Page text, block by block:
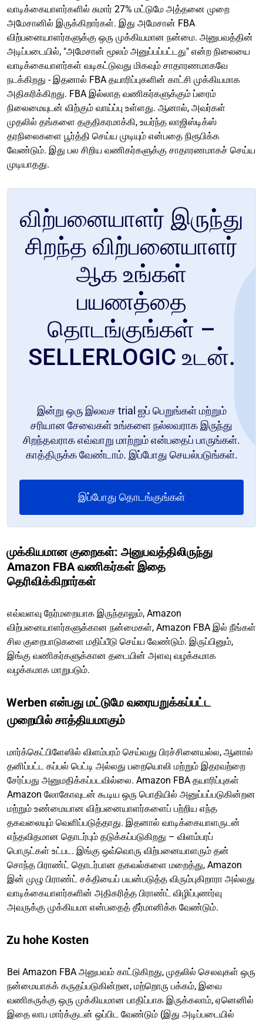
வாடிக்கையாளர்களில் சுமார் 27% மட்டுமே அத்தனை முறை
அமேசானில் இருக்கிறார்கள். இது அமேசான் FBA
விற்பனையாளர்களுக்கு ஒரு முக்கியமான நன்மை. அனுபவத்தின்
அடிப்படையில், "அமேசான் மூலம் அனுப்பப்பட்டது" என்ற நிலையை
வாடிக்கையாளர்கள் வடிகட்டுவது மிகவும் சாதாரணமாகவே
நடக்கிறது - இதனால் FBA தயாரிப்புகளின் காட்சி முக்கியமாக
அதிகரிக்கிறது. FBA இல்லாத வணிகர்களுக்கும் ப்ரைம்
நிலைமையுடன் விற்கும் வாய்ப்பு உள்ளது. ஆனால், அவர்கள்
முதலில் தங்களை தகுதிகரமாக்கி, உயர்ந்த லாஜிஸ்டிக்ஸ்
தரநிலைகளை பூர்த்தி செய்ய முடியும் என்பதை நிரூபிக்க
வேண்டும். இது பல சிறிய வணிகர்களுக்கு சாதாரணமாகச் செய்ய
முடியாதது.
விற்பனையாளர் இருந்து
சிறந்த விற்பனையாளர்
ஆக உங்கள்
பயணத்தை
தொடங்குங்கள் –
SELLERLOGIC உடன்.
இன்று ஒரு இலவச trial ஐப் பெறுங்கள் மற்றும்
சரியான சேவைகள் உங்களை நல்லவராக இருந்து
சிறந்தவராக எவ்வாறு மாற்றும் என்பதைப் பாருங்கள்.
காத்திருக்க வேண்டாம். இப்போது செயல்படுங்கள்.
இப்போது தொடங்குங்கள்
முக்கியமான குறைகள்: அனுபவத்திலிருந்து
Amazon FBA வணிகர்கள் இதை
தெரிவிக்கிறார்கள்
எவ்வளவு நேர்மறையாக இருந்தாலும், Amazon
விற்பனையாளர்களுக்கான நன்மைகள், Amazon FBA இல் நீங்கள்
சில குறைபாடுகளை மதிப்பீடு செய்ய வேண்டும். இருப்பினும்,
இங்கு வணிகர்களுக்கான தடையின் அளவு வழக்கமாக
வழக்கமாக மாறுபடும்.
Werben என்பது மட்டுமே வரையறுக்கப்பட்ட
முறையில் சாத்தியமாகும்
மார்க்கெட்பிளேஸில் விளம்பரம் செய்வது பிரச்சினையல்ல, ஆனால்
தனிப்பட்ட கப்பல் பெட்டி அல்லது பறையொலி மற்றும் இதரவற்றை
சேர்ப்பது அனுமதிக்கப்படவில்லை. Amazon FBA தயாரிப்புகள்
Amazon லோகோவுடன் கூடிய ஒரு பொதியில் அனுப்பப்படுகின்றன
மற்றும் உண்மையான விற்பனையாளர்களைப் பற்றிய எந்த
தகவலையும் வெளிப்படுத்தாது. இதனால் வாடிக்கையாளருடன்
எந்தவிதமான தொடர்பும் தடுக்கப்படுகிறது – விளம்பரப்
பொருட்கள் உட்பட. இங்கு ஒவ்வொரு விற்பனையாளரும் தன்
சொந்த பிராண்ட் தொடர்பான தகவல்களை மறைத்து, Amazon
இன் முழு பிராண்ட் சக்தியைப் பயன்படுத்த விரும்புகிறாரா அல்லது
வாடிக்கையாளர்களின் அதிகரித்த பிராண்ட் விழிப்புணர்வு
அவருக்கு முக்கியமா என்பதைத் தீர்மானிக்க வேண்டும்.
Zu hohe Kosten
Bei Amazon FBA அனுபவம் காட்டுகிறது, முதலில் செலவுகள் ஒரு
நன்மையாகக் கருதப்படுகின்றன, மற்றொரு பக்கம், இவை
வணிகருக்கு ஒரு முக்கியமான பாதிப்பாக இருக்கலாம், ஏனெனில்
இதை லாப மார்க்குடன் ஒப்பிட வேண்டும் (இது அடிப்படையில்